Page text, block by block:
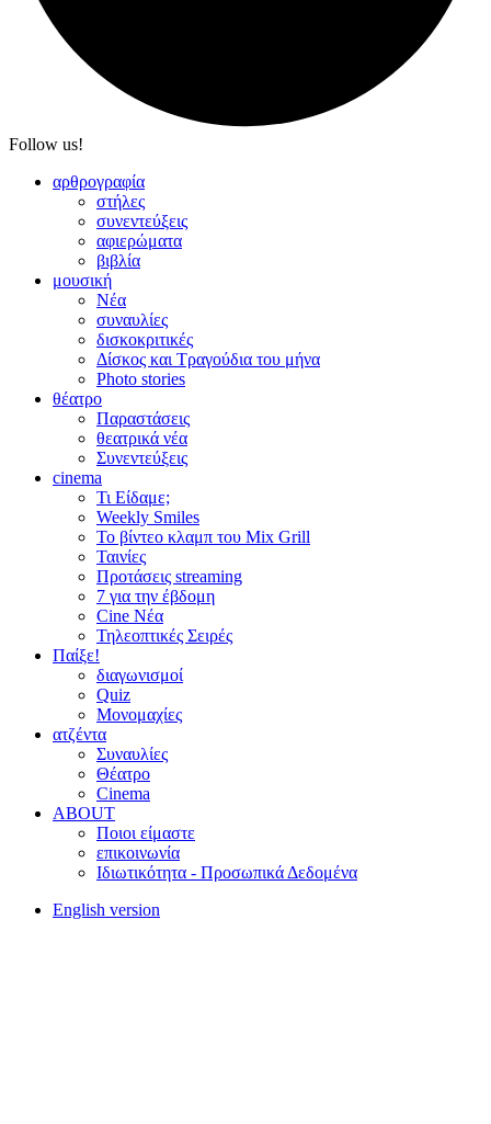
Follow us!
αρθρογραφία
στήλες
συνεντεύξεις
αφιερώματα
βιβλία
μουσική
Νέα
συναυλίες
δισκοκριτικές
Δίσκος και Τραγούδια του μήνα
Photo stories
θέατρο
Παραστάσεις
θεατρικά νέα
Συνεντεύξεις
cinema
Τι Είδαμε;
Weekly Smiles
Το βίντεο κλαμπ του Mix Grill
Ταινίες
Προτάσεις streaming
7 για την έβδομη
Cine Νέα
Τηλεοπτικές Σειρές
Παίξε!
διαγωνισμοί
Quiz
Μονομαχίες
ατζέντα
Συναυλίες
Θέατρο
Cinema
ABOUT
Ποιοι είμαστε
επικοινωνία
Ιδιωτικότητα - Προσωπικά Δεδομένα
English version